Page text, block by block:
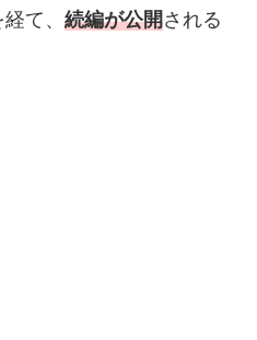
て、 続編が公開される